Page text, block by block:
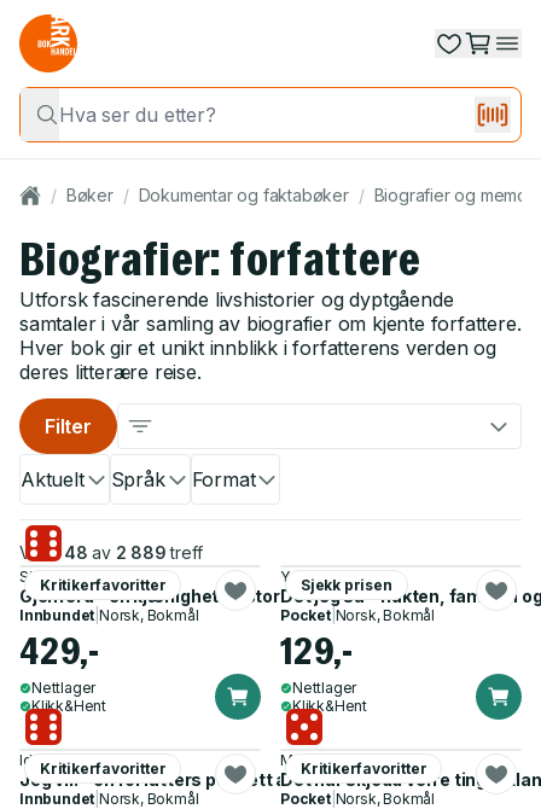
/ Bøker / Dokumentar og faktabøker / Biografier og
Biografier: forfattere
Utforsk fascinerende livshistorier og dyptgående
samtaler i vår samling av biografier om kjente forfattere.
Hver bok gir et unikt innblikk i forfatterens verden og
deres litterære reise.
Aktuelt Språk Format
Filter
Viser 48 av 2 889 treff
Kritikerfavoritter
Siri Hustvedt
Gjenferd - en kjærlighetshistorie
Innbundet |Norsk, Bokmål
429,-
Nettlager
Klikk&Hent
Sjekk prisen
Yama Wolasmal
Det jeg så - flukten, familien
Pocket| Norsk, Bokmål
129,-
Nettlager
Klikk&Hent
Kritikerfavoritter
Ida Jessen
Jeg vil! - en forfatters portrett av Sigrid Undset
Innbundet |Norsk, Bokmål
Kritikerfavoritter
Marte Michelet
Det har skjedd verre ting i
Pocket| Norsk, Bokmål